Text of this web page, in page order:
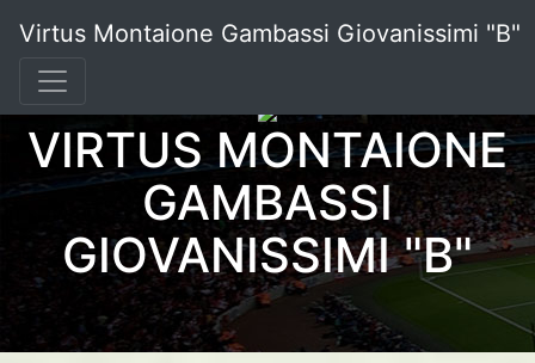
Virtus Montaione Gambassi Giovanissimi "B"
VIRTUS MONTAIONE
GAMBASSI
GIOVANISSIMI "B"